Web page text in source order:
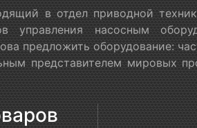
в отдел приводной
управления насосным
предложить оборудование:
представителем мировых